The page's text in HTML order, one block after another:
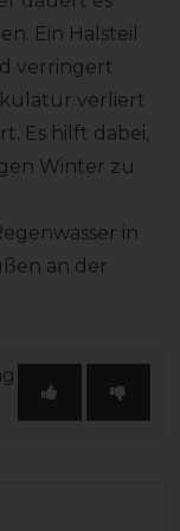
Ein Halsteil
verringert
verliert
Es hilft dabei,
Winter zu
in
an der